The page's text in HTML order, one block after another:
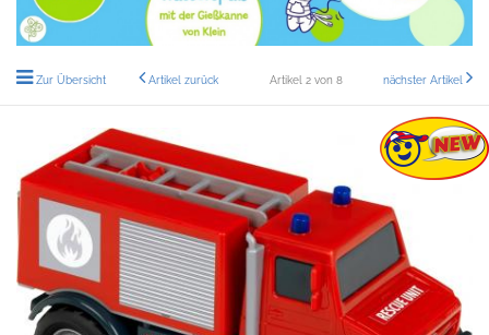
Zur Übersicht Artikel zurück Artikel 2 von 8 nächster Artikel